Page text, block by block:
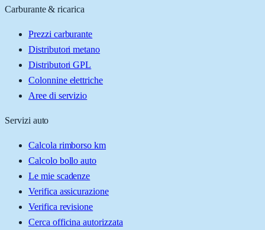
Carburante & ricarica
Prezzi carburante
Distributori metano
Distributori GPL
Colonnine elettriche
Aree di servizio
Servizi auto
Calcola rimborso km
Calcolo bollo auto
Le mie scadenze
Verifica assicurazione
Verifica revisione
Cerca officina autorizzata